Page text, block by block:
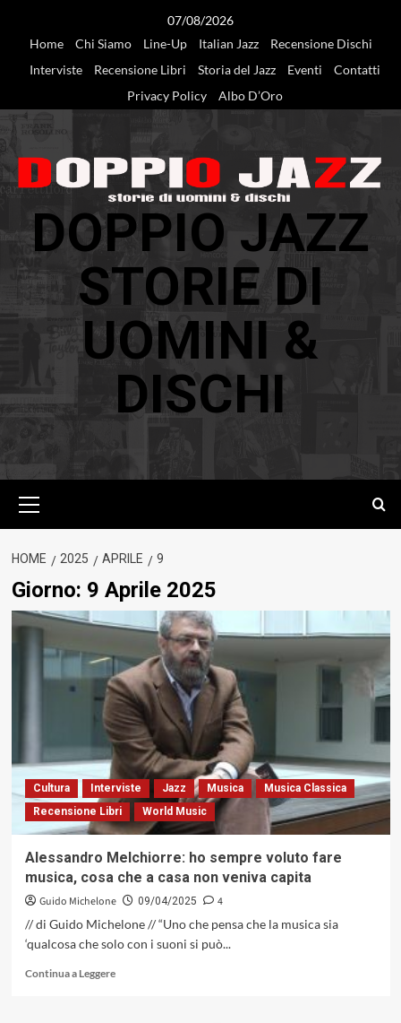
07/08/2026
Home
Chi Siamo Line-Up Italian Jazz
Recensione Dischi
Interviste
Recensione Libri Storia del Jazz Eventi
Contatti
Privacy Policy
Albo D’Oro
DOPPIO JAZZ
STORIE DI
UOMINI &
DISCHI
principale
HOME 2025 APRILE 9
Giorno: 9 Aprile 2025
Cultura Interviste Jazz Musica
Musica Classica
Recensione Libri
World Music
Alessandro Melchiorre: ho sempre voluto fare
musica, cosa che a casa non veniva capita
Guido Michelone 09/04/2025
4
// di Guido Michelone // “Uno che pensa che la musica sia
‘qualcosa che solo con i suoni si può...
Continua a LeggereLeggi